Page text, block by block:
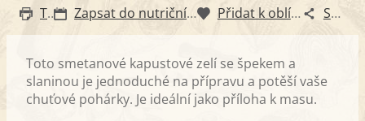
Tisk Zapsat do nutričního diáře Přidat k oblíbeným Sdílet
Toto smetanové kapustové zelí se špekem a
slaninou je jednoduché na přípravu a potěší vaše
chuťové pohárky. Je ideální jako příloha k masu.